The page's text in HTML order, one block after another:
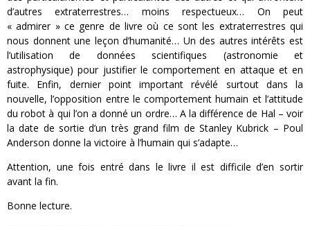
d’autres extraterrestres… moins respectueux… On peut
« admirer » ce genre de livre où ce sont les extraterrestres qui
nous donnent une leçon d’humanité… Un des autres intérêts est
l’utilisation de données scientifiques (astronomie et
astrophysique) pour justifier le comportement en attaque et en
fuite. Enfin, dernier point important révélé surtout dans la
nouvelle, l’opposition entre le comportement humain et l’attitude
du robot à qui l’on a donné un ordre… A la différence de Hal – voir
la date de sortie d’un très grand film de Stanley Kubrick – Poul
Anderson donne la victoire à l’humain qui s’adapte…
Attention, une fois entré dans le livre il est difficile d’en sortir
avant la fin.
Bonne lecture.